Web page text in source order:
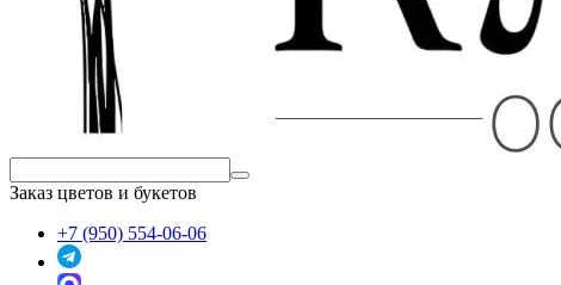
Заказ цветов и букетов
+7 (950) 554-06-06